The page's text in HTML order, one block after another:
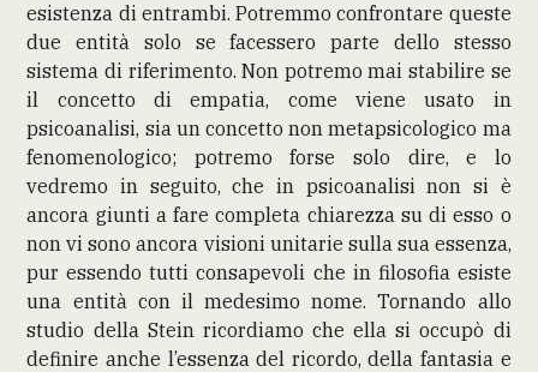
esistenza di entrambi. Potremmo confrontare queste
due entità solo se facessero parte dello stesso
sistema di riferimento. Non potremo mai stabilire se
il concetto di empatia, come viene usato in
psicoanalisi, sia un concetto non metapsicologico ma
fenomenologico; potremo forse solo dire, e lo
vedremo in seguito, che in psicoanalisi non si è
ancora giunti a fare completa chiarezza su di esso o
non vi sono ancora visioni unitarie sulla sua essenza,
pur essendo tutti consapevoli che in filosofia esiste
una entità con il medesimo nome. Tornando allo
studio della Stein ricordiamo che ella si occupò di
definire anche l’essenza del ricordo, della fantasia e